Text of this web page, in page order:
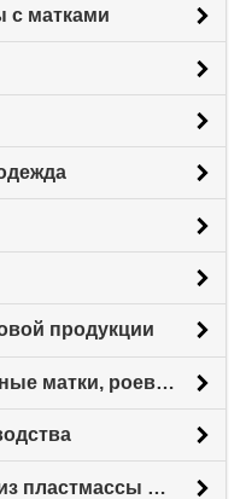
с матками
продукции
Пчелиные отводки, пчелиные матки, роевни
Пчеловодный инвентарь из пластмассы для пасеки